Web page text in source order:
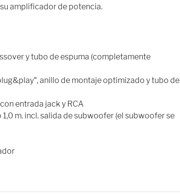
amplificador de potencia.
y tubo de espuma (completamente
anillo de montaje optimizado y tubo de
entrada jack y RCA
m. incl. salida de subwoofer (el subwoofer se